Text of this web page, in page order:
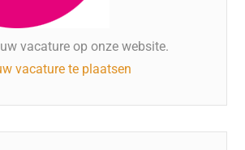
vacature op onze website.
vacature te plaatsen